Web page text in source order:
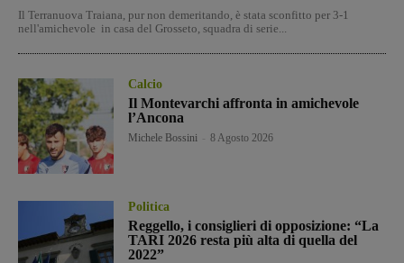
Il Terranuova Traiana, pur non demeritando, è stata sconfitto per 3-1
nell'amichevole in casa del Grosseto, squadra di serie...
Calcio
Il Montevarchi affronta in amichevole
l’Ancona
Michele Bossini 8 Agosto 2026
Politica
Reggello, i consiglieri di opposizione: “La
TARI 2026 resta più alta di quella del
2022”